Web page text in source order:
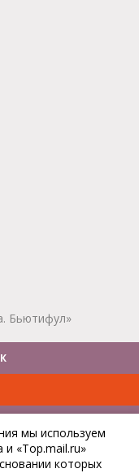
Бьютифул»
мы используем
«Top.mail.ru»
которых